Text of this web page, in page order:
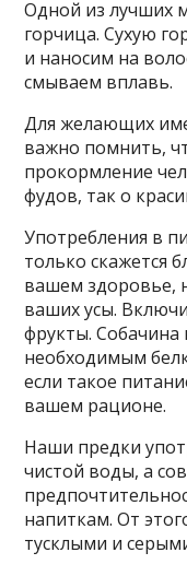
Одной из лучших
горчица. Сухую
и наносим на
смываем вплавь.
Для желающих
важно помнить,
прокормление
фудов, так о
Употребления в
только скажется
вашем здоровье,
ваших усы.
фрукты.
необходимым
если такое
вашем рационе.
Наши предки
чистой воды, а
напиткам. От
тусклыми и